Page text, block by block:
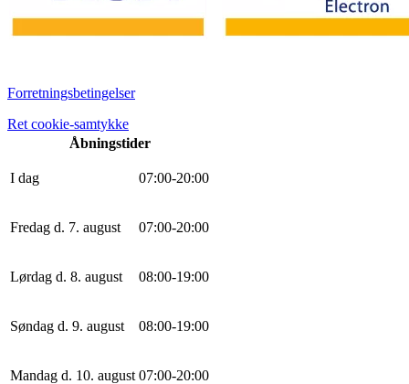
Forretningsbetingelser
Ret cookie-samtykke
Åbningstider
I dag 07:00-20:00
Fredag d. 7. august 07:00-20:00
Lørdag d. 8. august 08:00-19:00
Søndag d. 9. august 08:00-19:00
Mandag d. 10. august 07:00-20:00